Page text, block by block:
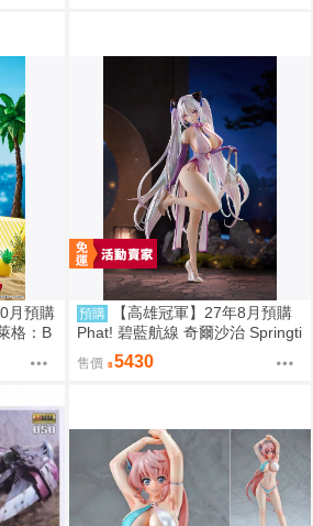
月預購
格：B
預購
【高雄冠軍】27年8月預購
Phat! 碧藍航線 奇爾沙治 Springti
me Data 1/6 免訂金0928
售價 5430